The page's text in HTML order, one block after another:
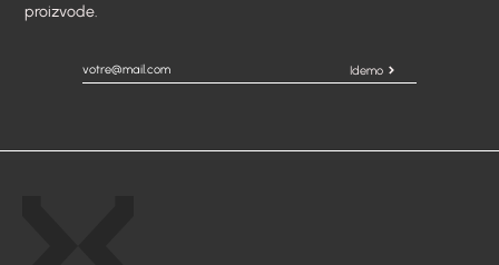
proizvode.
Idemo